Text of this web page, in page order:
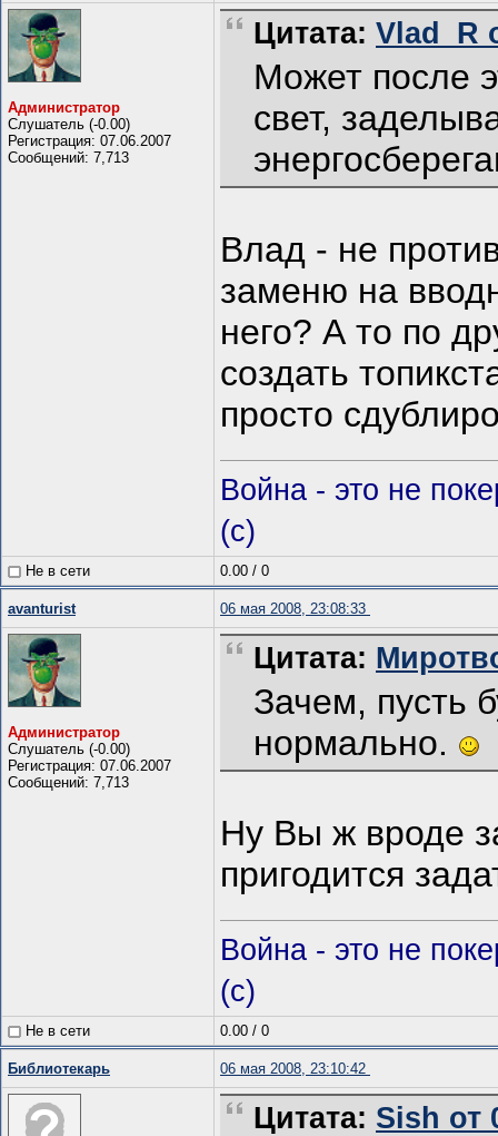
Администратор
Слушатель (-0.00)
Регистрация: 07.06.2007
Сообщений: 7,713
Цитата: Vlad_R
Может после
свет,
Влад - не
заменю на
него? А то по
создать
просто
Война - это не
(c)
Не в сети 0.00 / 0
avanturist 06 мая 2008, 23:08:33
Администратор
Слушатель (-0.00)
Регистрация: 07.06.2007
Сообщений: 7,713
Цитата:
Зачем, пусть
нормально.
Ну Вы ж вроде
пригодится
Война - это не
(c)
Не в сети 0.00 / 0
Библиотекарь 06 мая 2008, 23:10:42
Цитата: Sish от